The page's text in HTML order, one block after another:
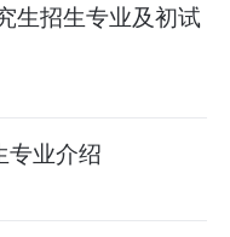
生招生专业及初试
专业介绍